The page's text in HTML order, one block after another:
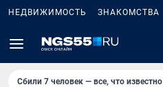
НЕДВИЖИМОСТЬ ЗНАКОМСТВА
Сбили 7 человек — все, что известно